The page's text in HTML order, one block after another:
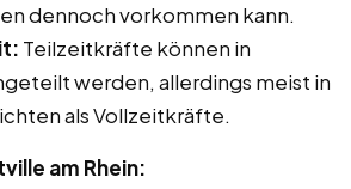
dennoch vorkommen kann.
Teilzeitkräfte können in
werden, allerdings meist in
als Vollzeitkräfte.
am Rhein: